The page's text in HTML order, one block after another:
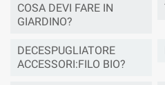
COSA DEVI FARE IN
GIARDINO?
DECESPUGLIATORE
ACCESSORI:FILO BIO?